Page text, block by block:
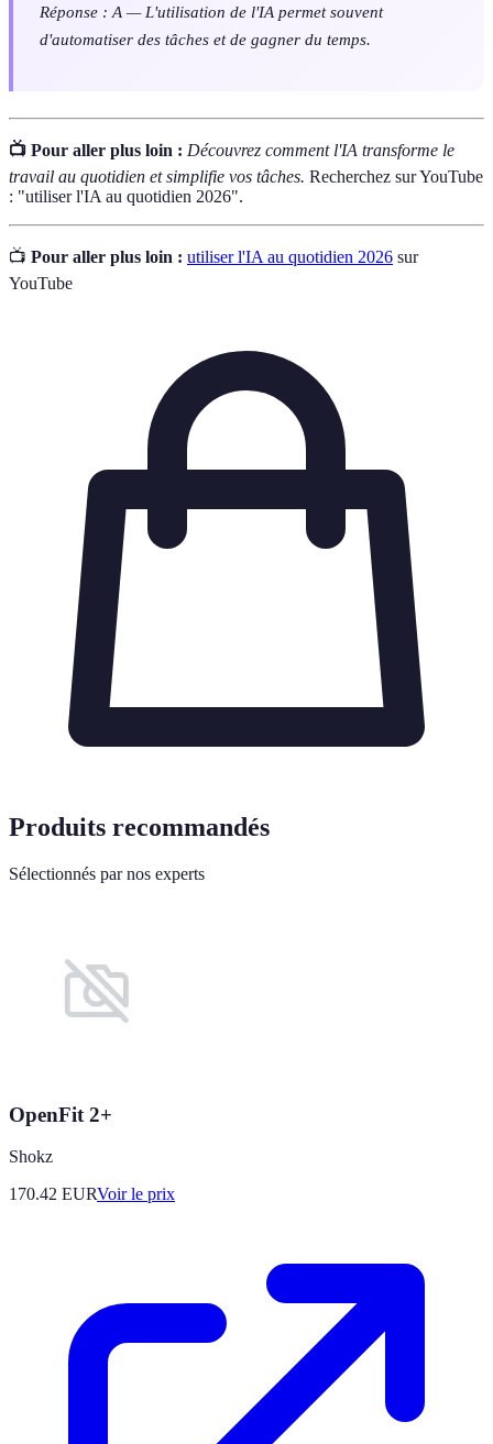
Réponse : A — L'utilisation de l'IA permet souvent
d'automatiser des tâches et de gagner du temps.
📺 Pour aller plus loin : Découvrez comment l'IA transforme le
travail au quotidien et simplifie vos tâches. Recherchez sur YouTube
: "utiliser l'IA au quotidien 2026".
📺 Pour aller plus loin : utiliser l'IA au quotidien 2026 sur
YouTube
Produits recommandés
Sélectionnés par nos experts
OpenFit 2+
Shokz
170.42 EURVoir le prix